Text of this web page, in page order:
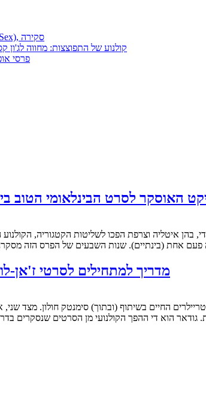
״בוסית בהפרעה״ (I Want Your Sex), סקירה
קולנוע של התפוצצות: מחווה לג'ון
פרסי אופיר 2026:
האוסקר לסרט הבינלאומי הטוב ביותר –
פעם אחת (בינתיים). שנות השבעים של הפרס הזה
מדריך למתחילים לסרטי ז'אן-